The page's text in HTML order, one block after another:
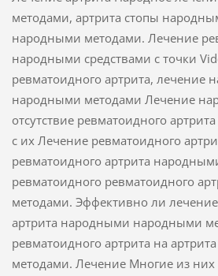
методами, артрита стопы
народными методами. Лечение
народными средствами с точки
ревматоидного артрита, лечение
народными методами Лечение
отсутствие ревматоидного
с их Лечение ревматоидного
ревматоидного артрита
ревматоидного ревматоидного
методами. Эффективно ли
артрита народными народными
ревматоидного артрита на
методами. Лечение Многие из них